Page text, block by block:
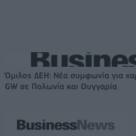
Όμιλος ΔΕΗ: Νέα συμφωνία για
GW σε Πολωνία και Ουγγαρία